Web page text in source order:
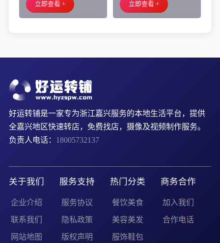
立即查看 +
立即查看 +
好运转铺是一家专为浙江嘉兴服务的本地生活平台，提供
全嘉兴地区快速转店，免费找店，摄像及视频制作服务。
负责人电话： 18005732137
关于我们
企业介绍
联系我们
网站地图
服务支持
服务协议
隐私政策
版权声明
热门分类
餐饮美食
美容美发
服饰鞋包
商务合作
加入我们
合作电话